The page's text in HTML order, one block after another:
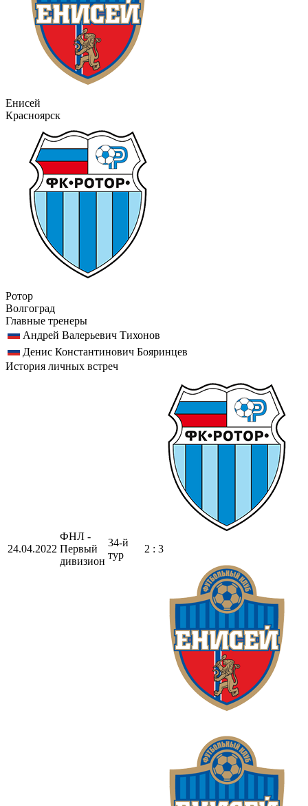
Енисей
Красноярск
Ротор
Волгоград
Главные тренеры
Андрей Валерьевич Тихонов
Денис Константинович Бояринцев
История личных встреч
24.04.2022
ФНЛ -
Первый
дивизион
34-й
тур
2 : 3